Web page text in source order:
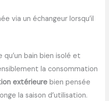
via un échangeur lorsqu’il
qu’un bain bien isolé et
la consommation
extérieure bien pensée
la saison d’utilisation.